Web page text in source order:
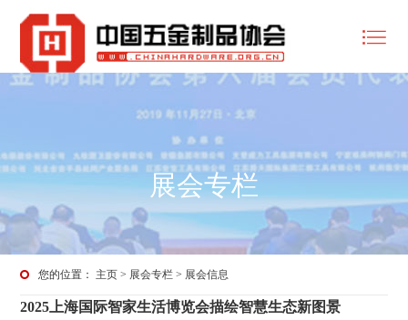
展会专栏
您的位置： 主页 > 展会专栏 > 展会信息
2025上海国际智家生活博览会描绘智慧生态新图景